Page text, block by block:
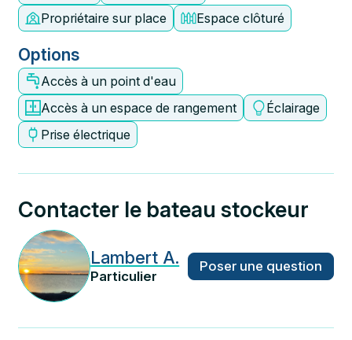
Propriétaire sur place
Espace clôturé
Options
Accès à un point d'eau
Accès à un espace de rangement
Éclairage
Prise électrique
Contacter le bateau stockeur
Lambert A.
Particulier
Poser une question